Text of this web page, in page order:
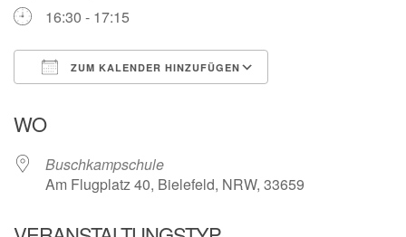
16:30 - 17:15
ZUM KALENDER HINZUFÜGEN
WO
Buschkampschule
Am Flugplatz 40, Bielefeld, NRW, 33659